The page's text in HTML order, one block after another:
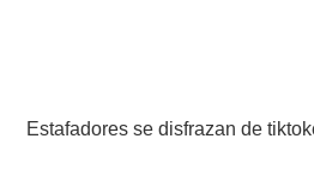
Estafadores se disfrazan de